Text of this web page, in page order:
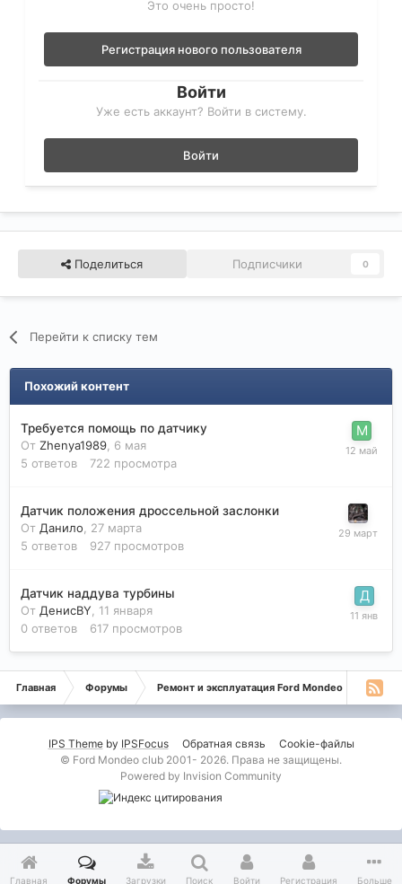
Это очень просто!
Регистрация нового пользователя
Войти
Уже есть аккаунт? Войти в систему.
Войти
Поделиться Подписчики 0
Перейти к списку тем
Похожий контент
Требуется помощь по датчику
От Zhenya1989 6 мая
5 ответов 722 просмотра
Датчик положения дроссельной заслонки
От Данило
27 марта
5 ответов 927 просмотров
Датчик наддува турбины
От ДенисBY
11 января
0 ответов 617 просмотров
Главная Форумы Ремонт и эксплуатация Ford Mondeo
IPS Themeby IPSFocus Обратная связь
Cookie-файлы
© Ford Mondeo club 2001- 2026. Права не защищены.
Powered by Invision Community
Главная Форумы Загрузки Поиск Войти Регистрация Больше